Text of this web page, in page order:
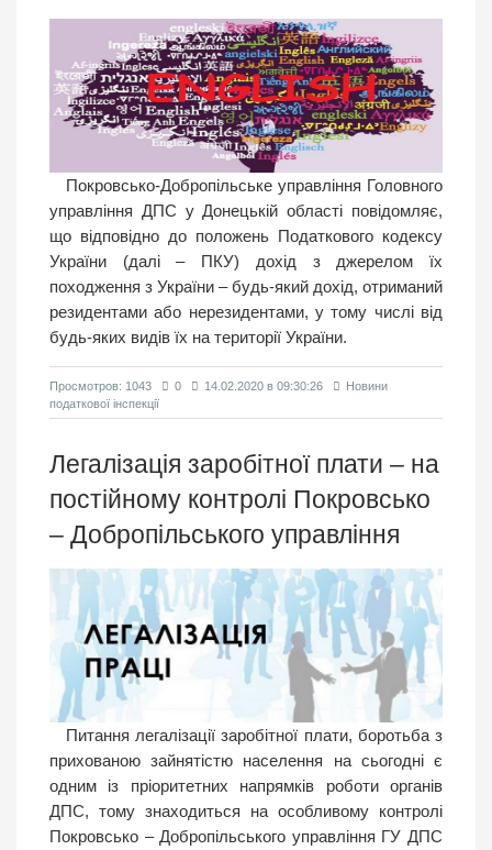
Покровсько-Добропільське управління Головного
управління ДПС у Донецькій області повідомляє,
що відповідно до положень Податкового кодексу
України (далі – ПКУ) дохід з джерелом їх
походження з України – будь-який дохід, отриманий
резидентами або нерезидентами, у тому числі від
будь-яких видів їх на території України.
Просмотров: 1043 0 14.02.2020 в 09:30:26
Новини
податкової інспекції
Легалізація заробітної плати – на
постійному контролі Покровсько
– Добропільського управління
Питання легалізації заробітної плати, боротьба з
прихованою зайнятістю населення на сьогодні є
одним із пріоритетних напрямків роботи органів
ДПС, тому знаходиться на особливому контролі
Покровсько – Добропільського управління ГУ ДПС